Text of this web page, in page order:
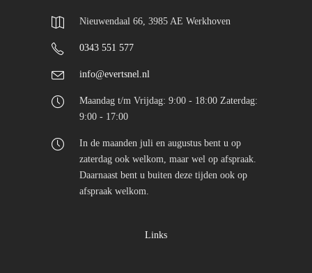
Nieuwendaal 66, 3985 AE Werkhoven
0343 551 577
info@evertsnel.nl
Maandag t/m Vrijdag: 9:00 - 18:00 Zaterdag:
9:00 - 17:00
In de maanden juli en augustus bent u op
zaterdag ook welkom, maar wel op afspraak.
Daarnaast bent u buiten deze tijden ook op
afspraak welkom.
Links